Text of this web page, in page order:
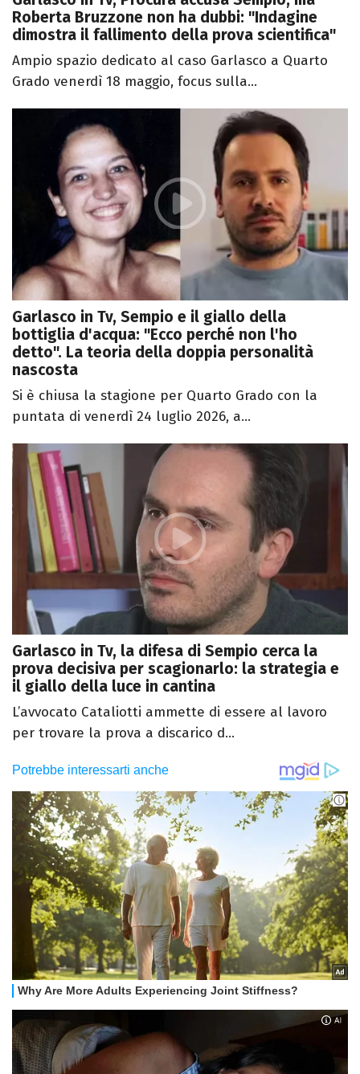
Roberta Bruzzone non ha dubbi: "Indagine
dimostra il fallimento della prova scientifica"
Ampio spazio dedicato al caso Garlasco a Quarto
Grado venerdì 18 maggio, focus sulla...
Garlasco in Tv, Sempio e il giallo della
bottiglia d'acqua: "Ecco perché non l'ho
detto". La teoria della doppia personalità
nascosta
Si è chiusa la stagione per Quarto Grado con la
puntata di venerdì 24 luglio 2026, a...
Garlasco in Tv, la difesa di Sempio cerca la
prova decisiva per scagionarlo: la strategia e
il giallo della luce in cantina
L’avvocato Cataliotti ammette di essere al lavoro
per trovare la prova a discarico d...